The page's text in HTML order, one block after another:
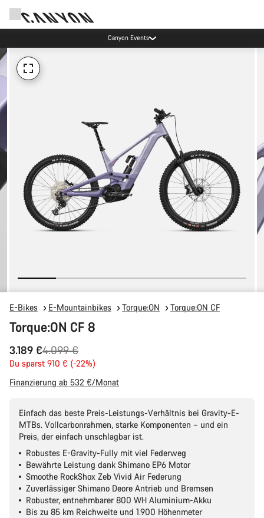
Canyon Events
E-Bikes E-Mountainbikes Torque:ON Torque:ON CF
Torque:ON CF 8
3.189 €
Ursprungspreis
4.099 €
Du sparst 910 € (-22%)
Finanzierung ab 532 €/Monat
Einfach das beste Preis-Leistungs-Verhältnis bei Gravity-E-
MTBs. Vollcarbonrahmen, starke Komponenten – und ein
Preis, der einfach unschlagbar ist.
Robustes E-Gravity-Fully mit viel Federweg
Bewährte Leistung dank Shimano EP6 Motor
Smoothe RockShox Zeb Vivid Air Federung
Zuverlässiger Shimano Deore Antrieb und Bremsen
Robuster, entnehmbarer 800 WH Aluminium-Akku
Bis zu 85 km Reichweite und 1.900 Höhenmeter